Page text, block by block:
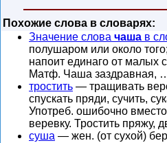
Похожие слова в словарях:
Значение слова чаша в
полушаром или около
напоит единаго от малых
Матф. Чаша заздравная,
тростить — тращивать
спускать пряди, сучить,
Употреб. ошибочно
веревку. Тростить пряжу,
суша — жен. (от сухой)